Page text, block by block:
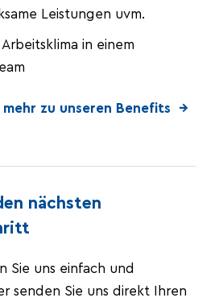
Leistungen uvm.
in einem
mehr zu unseren Benefits →
nächsten
Sie uns einfach und
senden Sie uns direkt Ihren